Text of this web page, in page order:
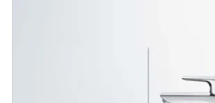
прихованого монтажу